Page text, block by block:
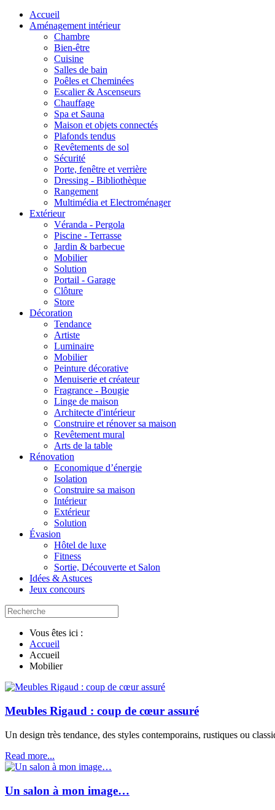
Accueil
Aménagement intérieur
Chambre
Bien-être
Cuisine
Salles de bain
Poêles et Cheminées
Escalier & Ascenseurs
Chauffage
Spa et Sauna
Maison et objets connectés
Plafonds tendus
Revêtements de sol
Sécurité
Porte, fenêtre et verrière
Dressing - Bibliothèque
Rangement
Multimédia et Electroménager
Extérieur
Véranda - Pergola
Piscine - Terrasse
Jardin & barbecue
Mobilier
Solution
Portail - Garage
Clôture
Store
Décoration
Tendance
Artiste
Luminaire
Mobilier
Peinture décorative
Menuiserie et créateur
Fragrance - Bougie
Linge de maison
Architecte d'intérieur
Construire et rénover sa maison
Revêtement mural
Arts de la table
Rénovation
Economique d’énergie
Isolation
Construire sa maison
Intérieur
Extérieur
Solution
Évasion
Hôtel de luxe
Fitness
Sortie, Découverte et Salon
Idées & Astuces
Jeux concours
Vous êtes ici :
Accueil
Accueil
Mobilier
Meubles Rigaud : coup de cœur assuré
Un design très tendance, des styles contemporains, rustiques ou
Read more...
Un salon à mon image…